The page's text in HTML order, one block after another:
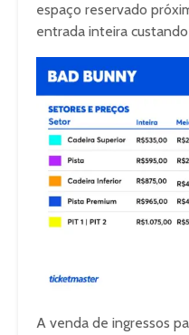
espaço reservado
entrada inteira
A venda de ingressos